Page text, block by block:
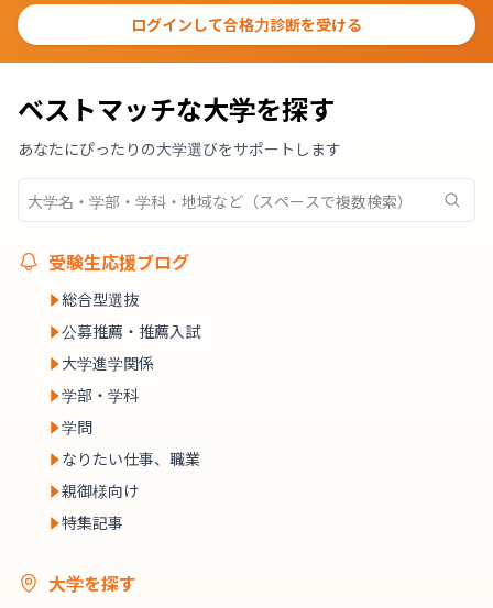
ログインして合格力診断を受ける
ベストマッチな大学を探す
あなたにぴったりの大学選びをサポートします
受験生応援ブログ
総合型選抜
公募推薦・推薦入試
大学進学関係
学部・学科
学問
なりたい仕事、職業
親御様向け
特集記事
大学を探す